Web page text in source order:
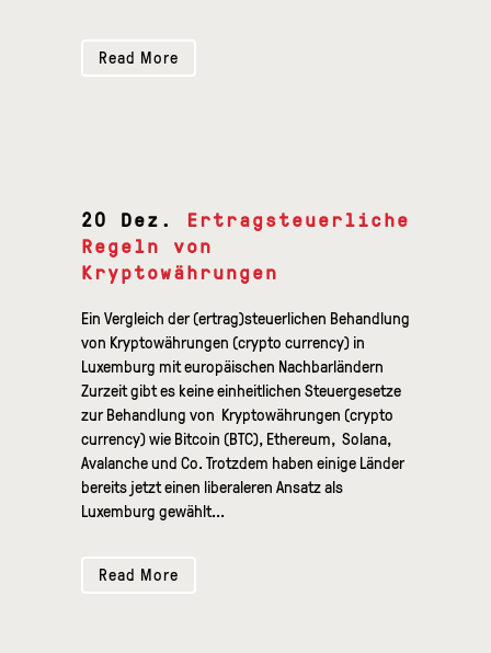
Read More
20 Dez.
Ertragsteuerliche
Regeln von
Kryptowährungen
Ein Vergleich der (ertrag)steuerlichen Behandlung
von Kryptowährungen (crypto currency) in
Luxemburg mit europäischen Nachbarländern
Zurzeit gibt es keine einheitlichen Steuergesetze
zur Behandlung von Kryptowährungen (crypto
currency) wie Bitcoin (BTC), Ethereum, Solana,
Avalanche und Co. Trotzdem haben einige Länder
bereits jetzt einen liberaleren Ansatz als
Luxemburg gewählt...
Read More